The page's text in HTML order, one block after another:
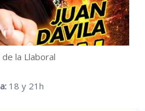
la Llaboral
18 y 21h